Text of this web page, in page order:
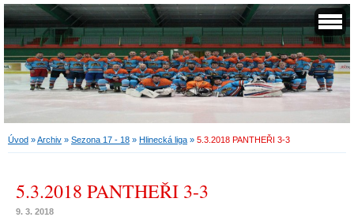
Úvod »Archiv » Sezona 17 - 18 » Hlinecká liga » 5.3.2018 PANTHEŘI 3-3
5.3.2018 PANTHEŘI 3-3
9. 3. 2018